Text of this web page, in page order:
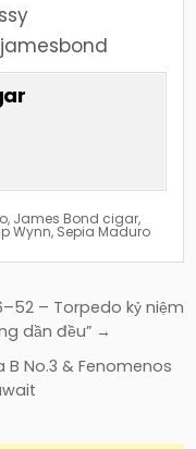
, James Bond cigar,
Wynn, Sepia Maduro
– Torpedo kỷ niệm
dần đều” →
No.3 & Fenomenos